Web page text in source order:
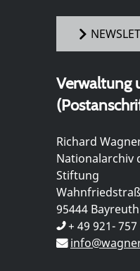
Verwaltung
Richard
Nationalarchiv
Stiftung
95444 Bayreuth
+ 49 921- 757